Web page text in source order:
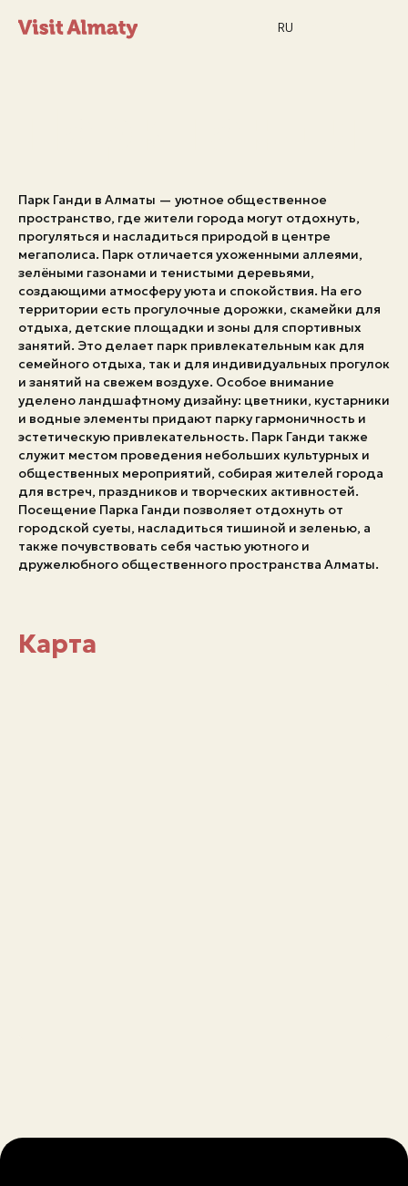
RU
Парк Ганди в Алматы — уютное общественное
пространство, где жители города могут отдохнуть,
прогуляться и насладиться природой в центре
мегаполиса. Парк отличается ухоженными аллеями,
зелёными газонами и тенистыми деревьями,
создающими атмосферу уюта и спокойствия. На его
территории есть прогулочные дорожки, скамейки для
отдыха, детские площадки и зоны для спортивных
занятий. Это делает парк привлекательным как для
семейного отдыха, так и для индивидуальных прогулок
и занятий на свежем воздухе. Особое внимание
уделено ландшафтному дизайну: цветники, кустарники
и водные элементы придают парку гармоничность и
эстетическую привлекательность. Парк Ганди также
служит местом проведения небольших культурных и
общественных мероприятий, собирая жителей города
для встреч, праздников и творческих активностей.
Посещение Парка Ганди позволяет отдохнуть от
городской суеты, насладиться тишиной и зеленью, а
также почувствовать себя частью уютного и
дружелюбного общественного пространства Алматы.
Карта
Новости
Дата и время Погода в Алматы
26°C
Мероприятия
Экстренные номера